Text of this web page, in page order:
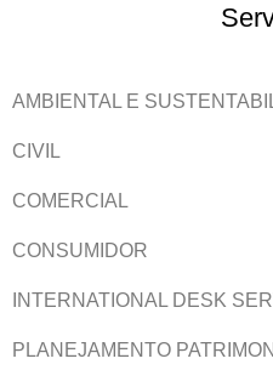
AMBIENTAL E
CIVIL
COMERCIAL
CONSUMIDOR
INTERNATIONAL DESK
PLANEJAMENTO